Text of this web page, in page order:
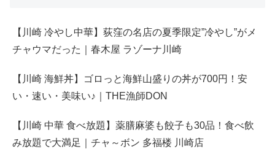
【川崎 冷やし中華】荻窪の名店の夏季限定”冷やし”がメ
チャウマだった｜春木屋 ラゾーナ川崎
【川崎 海鮮丼】ゴロっと海鮮山盛りの丼が700円！安
い・速い・美味い♪｜THE漁師DON
【川崎 中華 食べ放題】薬膳麻婆も餃子も30品！食べ飲
み放題で大満足｜チャ～ボン 多福楼 川崎店